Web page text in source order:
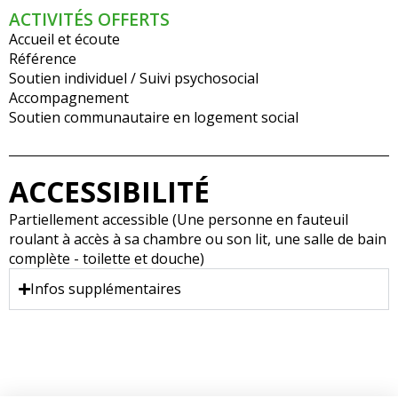
ACTIVITÉS OFFERTS
Accueil et écoute
Référence
Soutien individuel / Suivi psychosocial
Accompagnement
Soutien communautaire en logement social
ACCESSIBILITÉ
Partiellement accessible (Une personne en fauteuil
roulant à accès à sa chambre ou son lit, une salle de bain
complète - toilette et douche)
Infos supplémentaires